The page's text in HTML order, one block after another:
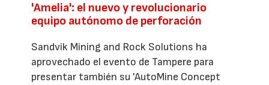
'Amelia': el nuevo y revolucionario
equipo autónomo de perforación
Sandvik Mining and Rock Solutions ha
aprovechado el evento de Tampere para
presentar también su 'AutoMine Concept